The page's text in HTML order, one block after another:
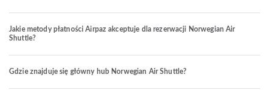
Jakie metody płatności Airpaz akceptuje dla rezerwacji Norwegian Air
Shuttle?
Gdzie znajduje się główny hub Norwegian Air Shuttle?